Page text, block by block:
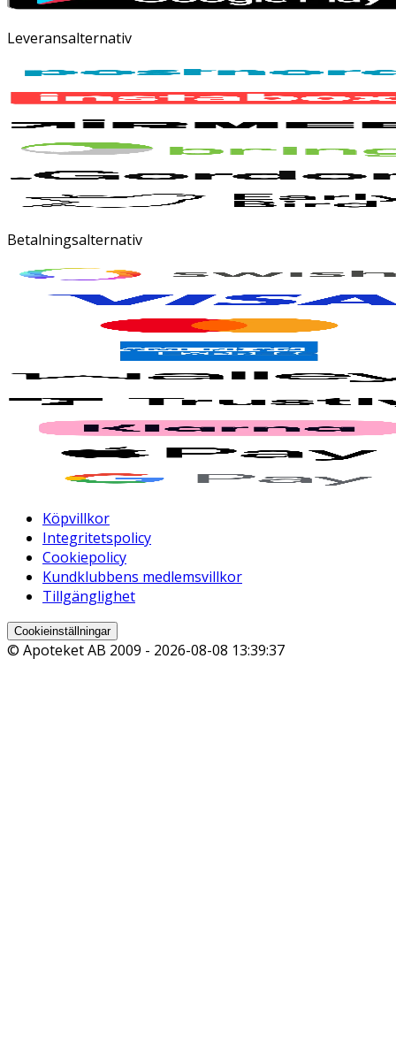
Leveransalternativ
Betalningsalternativ
Köpvillkor
Integritetspolicy
Cookiepolicy
Kundklubbens medlemsvillkor
Tillgänglighet
Cookieinställningar
© Apoteket AB 2009 - 2026-08-08 13:39:37